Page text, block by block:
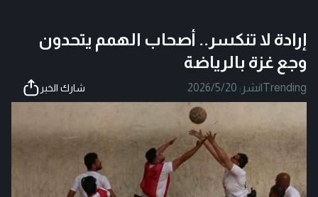
إرادة لا تنكسر.. أصحاب الهمم يتحدون
وجع غزة بالرياضة
Trending
|نشر: 2026/5/20 شارك الخبر